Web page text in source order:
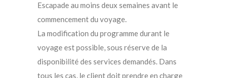
Escapade au moins deux semaines avant le
commencement du voyage.
La modification du programme durant le
voyage est possible, sous réserve de la
disponibilité des services demandés. Dans
tous les cas, le client doit prendre en charge